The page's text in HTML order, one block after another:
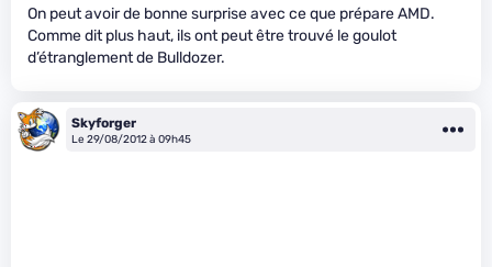
On peut avoir de bonne surprise avec ce que prépare AMD.
Comme dit plus haut, ils ont peut être trouvé le goulot
d’étranglement de Bulldozer.
Skyforger
Le 29/08/2012 à 09h45